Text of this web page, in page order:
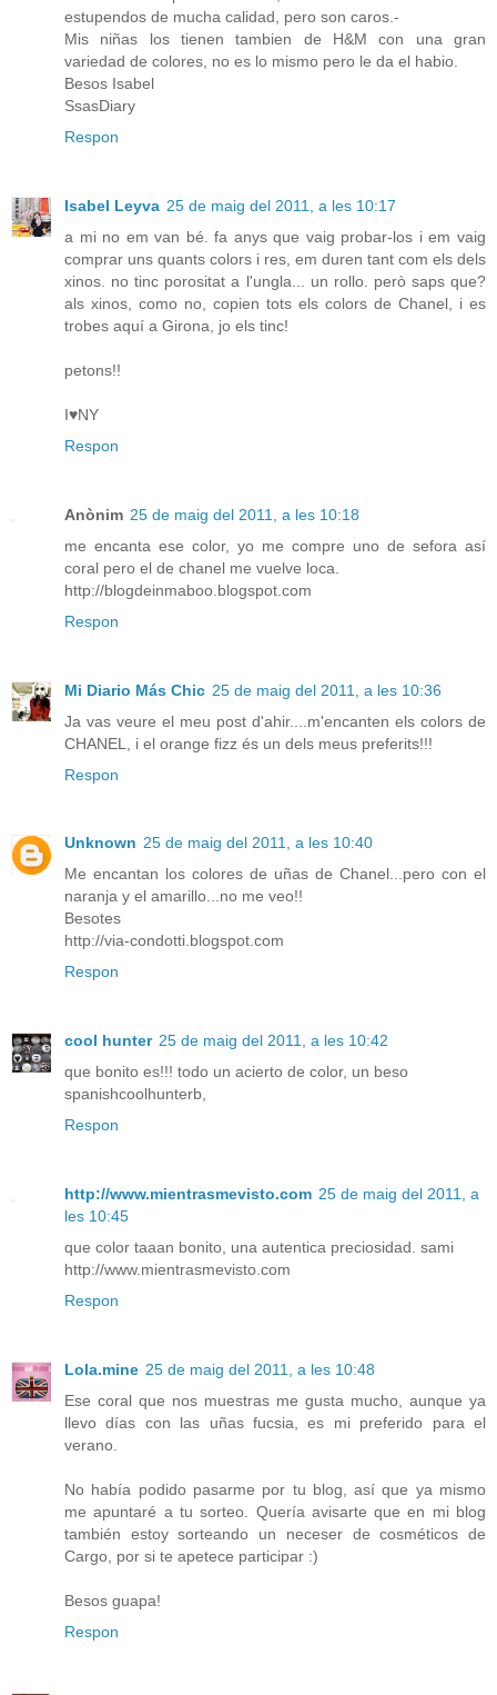
estupendos de mucha calidad, pero son caros.-
Mis niñas los tienen tambien de H&M con una gran
variedad de colores, no es lo mismo pero le da el habio.
Besos Isabel
SsasDiary
Respon
Isabel Leyva 25 de maig del 2011, a les 10:17
a mi no em van bé. fa anys que vaig probar-los i em vaig
comprar uns quants colors i res, em duren tant com els dels
xinos. no tinc porositat a l'ungla... un rollo. però saps que?
als xinos, como no, copien tots els colors de Chanel, i es
trobes aquí a Girona, jo els tinc!
petons!!
I♥NY
Respon
Anònim 25 de maig del 2011, a les 10:18
me encanta ese color, yo me compre uno de sefora así
coral pero el de chanel me vuelve loca.
http://blogdeinmaboo.blogspot.com
Respon
Mi Diario Más Chic 25 de maig del 2011, a les 10:36
Ja vas veure el meu post d'ahir....m'encanten els colors de
CHANEL, i el orange fizz és un dels meus preferits!!!
Respon
Unknown 25 de maig del 2011, a les 10:40
Me encantan los colores de uñas de Chanel...pero con el
naranja y el amarillo...no me veo!!
Besotes
http://via-condotti.blogspot.com
Respon
cool hunter 25 de maig del 2011, a les 10:42
que bonito es!!! todo un acierto de color, un beso
spanishcoolhunterb,
Respon
http://www.mientrasmevisto.com 25 de maig del 2011, a
les 10:45
que color taaan bonito, una autentica preciosidad. sami
http://www.mientrasmevisto.com
Respon
Lola.mine 25 de maig del 2011, a les 10:48
Ese coral que nos muestras me gusta mucho, aunque ya
llevo días con las uñas fucsia, es mi preferido para el
verano.
No había podido pasarme por tu blog, así que ya mismo
me apuntaré a tu sorteo. Quería avisarte que en mi blog
también estoy sorteando un neceser de cosméticos de
Cargo, por si te apetece participar :)
Besos guapa!
Respon